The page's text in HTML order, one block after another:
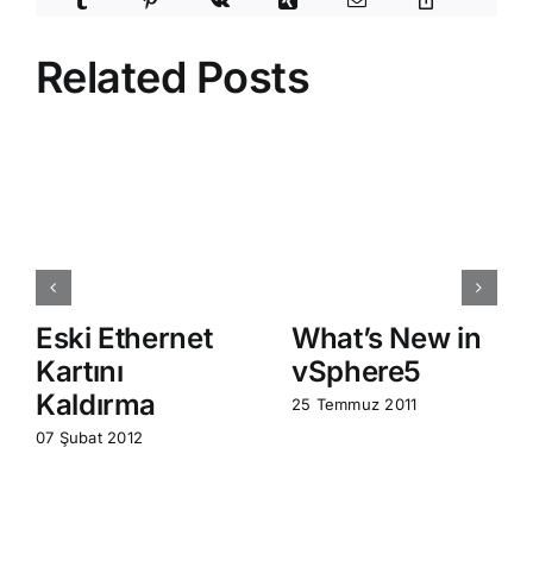
Related Posts
Eski Ethernet
Kartını
Kaldırma
07 Şubat 2012
What’s New in
vSphere5
25 Temmuz 2011